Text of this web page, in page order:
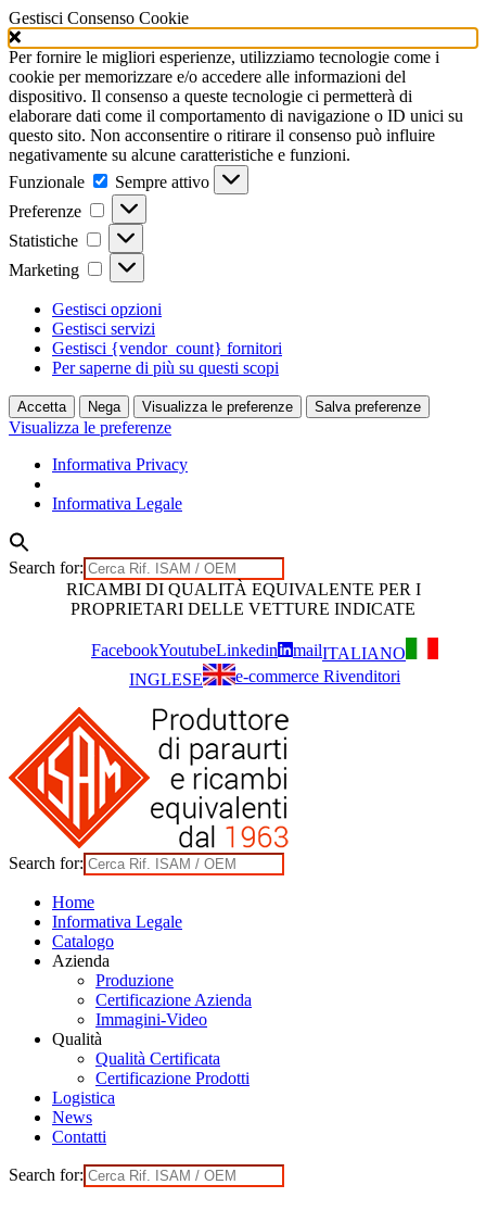
Gestisci Consenso Cookie
Per fornire le migliori esperienze, utilizziamo tecnologie come i
cookie per memorizzare e/o accedere alle informazioni del
dispositivo. Il consenso a queste tecnologie ci permetterà di
elaborare dati come il comportamento di navigazione o ID unici su
questo sito. Non acconsentire o ritirare il consenso può influire
negativamente su alcune caratteristiche e funzioni.
Funzionale
Funzionale
Sempre attivo
Preferenze
Preferenze
Statistiche Statistiche
Marketing Marketing
Gestisci opzioni
Gestisci servizi
Gestisci {vendor_count} fornitori
Per saperne di più su questi scopi
Accetta Nega Visualizza le preferenze Salva preferenze
Visualizza le preferenze
Informativa Privacy
Informativa Legale
Search for:
RICAMBI DI QUALITÀ EQUIVALENTE PER I
PROPRIETARI DELLE VETTURE INDICATE
FacebookYoutubeLinkedin mailITALIANO
INGLESE
e-commerce Rivenditori
Search for:
Home
Informativa Legale
Catalogo
Azienda
Produzione
Certificazione Azienda
Immagini-Video
Qualità
Qualità Certificata
Certificazione Prodotti
Logistica
News
Contatti
Search for: